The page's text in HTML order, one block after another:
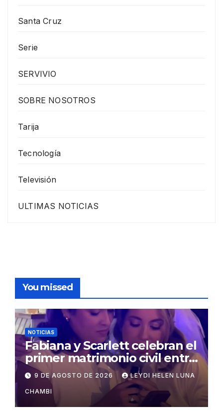
Santa Cruz
Serie
SERVIVIO
SOBRE NOSOTROS
Tarija
Tecnología
Televisión
ULTIMAS NOTICIAS
You missed
NOTICIAS
Fabiana y Scarlett celebran el
primer matrimonio civil entre
personas del mismo sexo en
Bolivia
9 DE AGOSTO DE 2026 LEYDI HELEN LUNA
CHAMBI